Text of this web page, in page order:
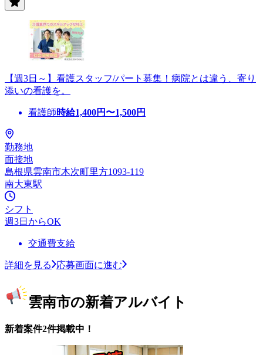
【週3日～】看護スタッフ/パート募集！病院とは違う、寄り
添いの看護を。
看護師時給1,400円〜1,500円
勤務地
面接地
島根県雲南市木次町里方1093-119
南大東駅
シフト
週3日からOK
交通費支給
詳細を見る 応募画面に進む
雲南市の新着アルバイト
新着案件2件掲載中！